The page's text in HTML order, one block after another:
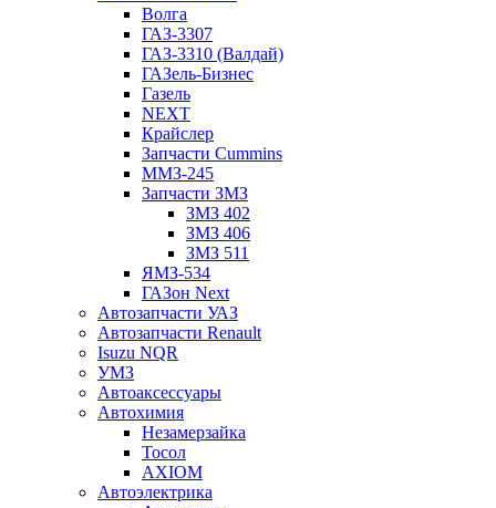
Волга
ГАЗ-3307
ГАЗ-3310 (Валдай)
ГАЗель-Бизнес
Газель
NEXT
Крайслер
Запчасти Cummins
ММЗ-245
Запчасти ЗМЗ
ЗМЗ 402
ЗМЗ 406
ЗМЗ 511
ЯМЗ-534
ГАЗон Next
Автозапчасти УАЗ
Автозапчасти Renault
Isuzu NQR
УМЗ
Автоаксессуары
Автохимия
Незамерзайка
Тосол
AXIOM
Автоэлектрика